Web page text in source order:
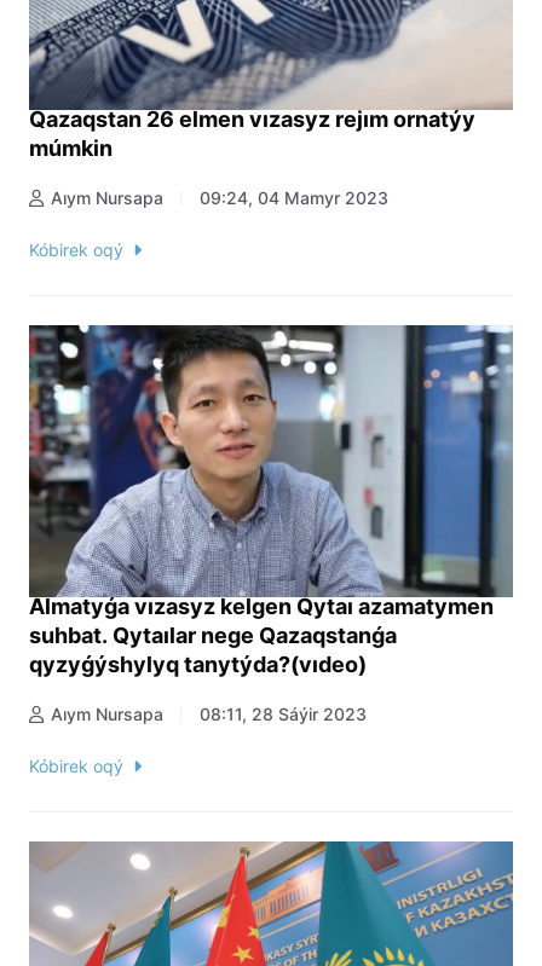
Qazaqstan 26 elmen vızasyz rejım ornatýy
múmkin
Aıym Nursapa 09:24, 04 Mamyr 2023
Kóbirek oqý
Almatyǵa vızasyz kelgen Qytaı azamatymen
suhbat. Qytaılar nege Qazaqstanǵa
qyzyǵýshylyq tanytýda?(vıdeo)
Aıym Nursapa 08:11, 28 Sáýir 2023
Kóbirek oqý